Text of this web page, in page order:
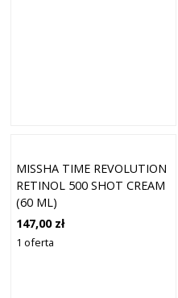
MISSHA TIME REVOLUTION
RETINOL 500 SHOT CREAM
(60 ML)
147,00 zł
1 oferta